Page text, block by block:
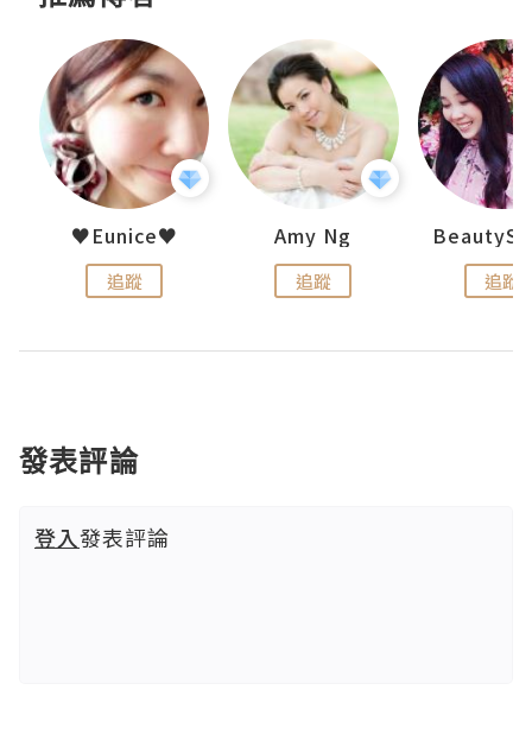
♥Eunice♥
追蹤
Amy Ng
追蹤 追蹤
發表評論
登入發表評論